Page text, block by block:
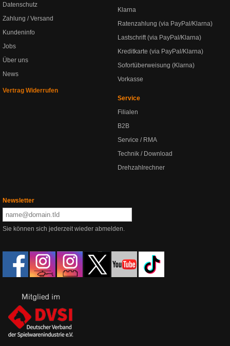
Datenschutz
Zahlung / Versand
Kundeninfo
Jobs
Über uns
News
Vertrag Widerrufen
Klarna
Ratenzahlung (via PayPal/Klarna)
Lastschrift (via PayPal/Klarna)
Kreditkarte (via PayPal/Klarna)
Sofortüberweisung (Klarna)
Vorkasse
Service
Filialen
B2B
Service / RMA
Technik / Download
Drehzahlrechner
Newsletter
Sie können sich jederzeit wieder abmelden.